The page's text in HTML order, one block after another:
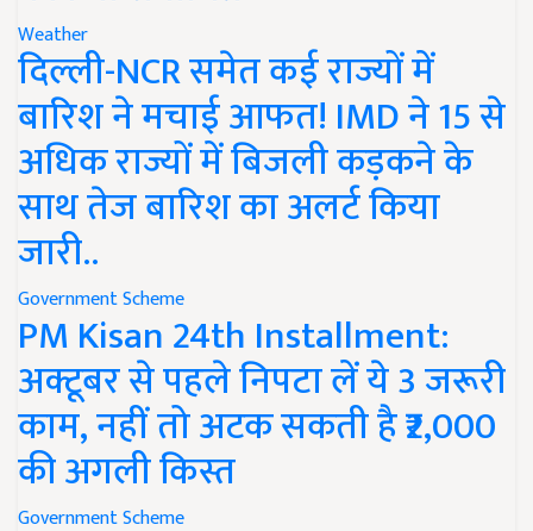
Weather
दिल्ली-NCR समेत कई राज्यों में
बारिश ने मचाई आफत! IMD ने 15 से
अधिक राज्यों में बिजली कड़कने के
साथ तेज बारिश का अलर्ट किया
जारी..
Government Scheme
PM Kisan 24th Installment:
अक्टूबर से पहले निपटा लें ये 3 जरूरी
काम, नहीं तो अटक सकती है ₹2,000
की अगली किस्त
Government Scheme